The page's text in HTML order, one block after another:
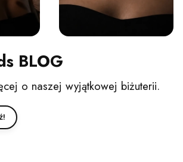
BLOG
o naszej wyjątkowej biżuterii.